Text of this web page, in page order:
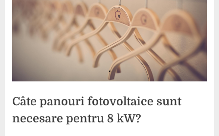
Câte panouri fotovoltaice sunt
necesare pentru 8 kW?